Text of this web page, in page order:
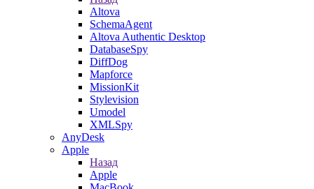
Altova
SchemaAgent
Altova Authentic Desktop
DatabaseSpy
DiffDog
Mapforce
MissionKit
Stylevision
Umodel
XMLSpy
AnyDesk
Apple
Назад
Apple